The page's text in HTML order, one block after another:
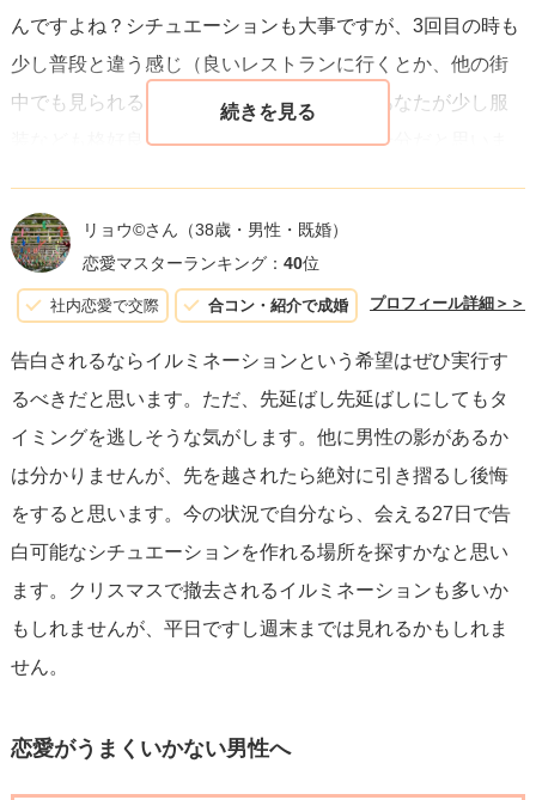
ど、彼女の興味を反映したものであれば喜ばれる可能性が
高いです。
結局のところ、重要なのは彼女の心に響き、あなたの真剣
な想いを伝えることができるかどうかにあります。どの道
を選ぶにせよ、彼女への深い理解と、二人の関係をよりよ
いものにしたいというあなたの純粋な願いがあれば、告白
は成功へと導かれるでしょう。
んですよね？シチュエーションも大事ですが、3回目の時も
少し普段と違う感じ（良いレストランに行くとか、他の街
中でも見られるイルミネーションとか）であなたが少し服
装なども格好良くきめて、真摯に伝えれば十分だと思いま
グレードアップさせたデートに誘いアクセサリーでもプレ
ゼントして、改めて「ずっと一緒にいたい。」など気持ち
を伝えるとかいかがでしょうか。タイミングを逃さないっ
リョウ©️さん （38歳・男性・既婚）
恋愛マスターランキング： 40位
社内恋愛で交際 合コン・紹介で成婚 プロフィール詳細＞＞
告白されるならイルミネーションという希望はぜひ実行す
るべきだと思います。ただ、先延ばし先延ばしにしてもタ
イミングを逃しそうな気がします。他に男性の影があるか
は分かりませんが、先を越されたら絶対に引き摺るし後悔
をすると思います。今の状況で自分なら、会える27日で告
白可能なシチュエーションを作れる場所を探すかなと思い
ます。クリスマスで撤去されるイルミネーションも多いか
もしれませんが、平日ですし週末までは見れるかもしれま
せん。
恋愛がうまくいかない男性へ